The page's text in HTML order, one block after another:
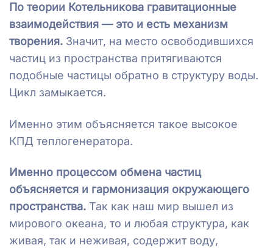
По теории Котельникова гравитационные
взаимодействия — это и есть механизм
творения. Значит, на место освободившихся
частиц из пространства притягиваются
подобные частицы обратно в структуру воды.
Цикл замыкается.
Именно этим объясняется такое высокое
КПД теплогенератора.
Именно процессом обмена частиц
объясняется и гармонизация окружающего
пространства. Так как наш мир вышел из
мирового океана, то и любая структура, как
живая, так и неживая, содержит воду,